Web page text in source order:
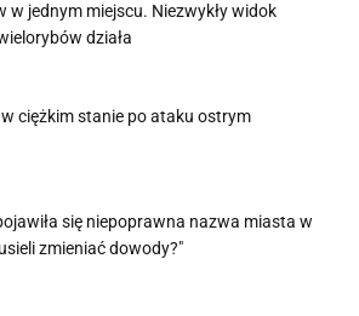
w jednym miejscu. Niezwykły widok
działa
ciężkim stanie po ataku ostrym
się niepoprawna nazwa miasta w
zmieniać dowody?"